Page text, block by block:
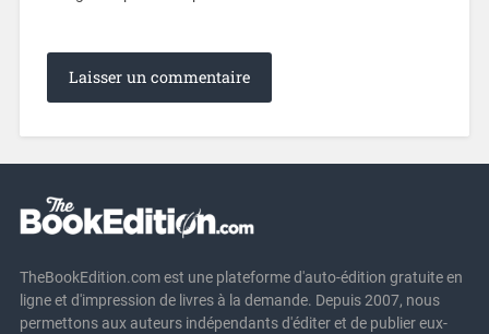
TheBookEdition.com est une plateforme d'auto-édition gratuite en
ligne et d'impression de livres à la demande. Depuis 2007, nous
permettons aux auteurs indépendants d'éditer et de publier eux-